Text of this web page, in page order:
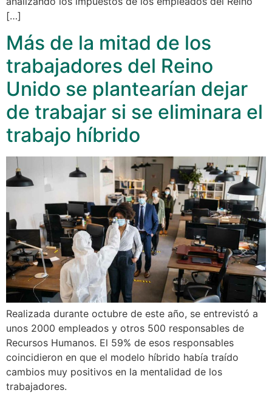
[…]
Más de la mitad de los
trabajadores del Reino
Unido se plantearían dejar
de trabajar si se eliminara el
trabajo híbrido
Realizada durante octubre de este año, se entrevistó a
unos 2000 empleados y otros 500 responsables de
Recursos Humanos. El 59% de esos responsables
coincidieron en que el modelo híbrido había traído
cambios muy positivos en la mentalidad de los
trabajadores.